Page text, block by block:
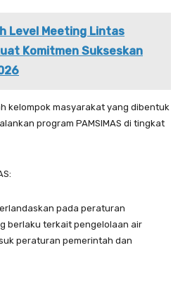
Level Meeting Lintas
Komitmen Sukseskan
kelompok masyarakat yang dibentuk
program PAMSIMAS di tingkat
pada peraturan
berlaku terkait pengelolaan air
peraturan pemerintah dan